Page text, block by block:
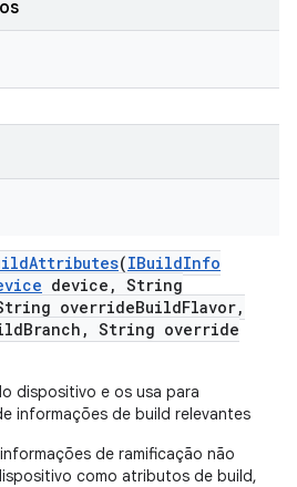
Attributes(IBuildInfo
device , String
overrideBuildFlavor,
Branch , String override
dispositivo e os usa para
informações de build relevantes
de ramificação não
como atributos de build,